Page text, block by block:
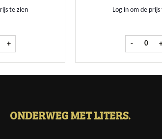
te zien
Zot Blond fust 20 Ltr aantal
+
Log in om de
- Jupiler
ONDERWEG MET LITERS.